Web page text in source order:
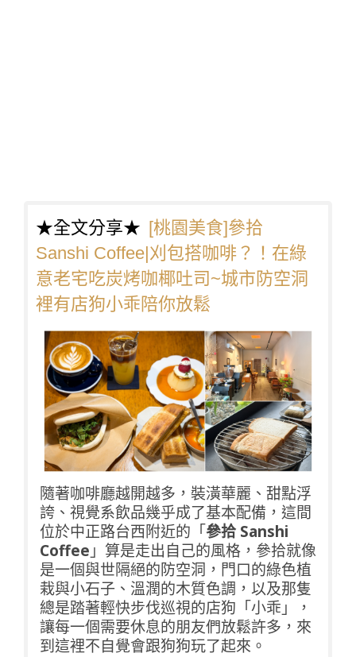
★全文分享★ [桃園美食]參拾
Sanshi Coffee|刈包搭咖啡？！在綠
意老宅吃炭烤咖椰吐司~城市防空洞
裡有店狗小乖陪你放鬆
隨著咖啡廳越開越多，裝潢華麗、甜點浮
誇、視覺系飲品幾乎成了基本配備，這間
位於中正路台西附近的「參拾 Sanshi
Coffee 」算是走出自己的風格，參拾就像
是一個與世隔絕的防空洞，門口的綠色植
栽與小石子、溫潤的木質色調，以及那隻
總是踏著輕快步伐巡視的店狗「小乖」，
讓每一個需要休息的朋友們放鬆許多，來
到這裡不自覺會跟狗狗玩了起來。